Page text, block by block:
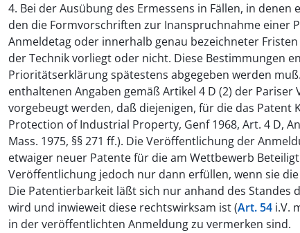
4. Bei der Ausübung des Ermessens in Fällen, in
den die Formvorschriften zur Inanspruchnahme einer
Anmeldetag oder innerhalb genau bezeichneter Fristen
der Technik vorliegt oder nicht. Diese Bestimmungen
Prioritätserklärung spätestens abgegeben werden
enthaltenen Angaben gemäß Artikel 4 D (2) der
vorgebeugt werden, daß diejenigen, für die das
Protection of Industrial Property, Genf 1968, Art. 4 D,
Mass. 1975, §§ 271 ff.). Die Veröffentlichung der
etwaiger neuer Patente für die am Wettbewerb
Veröffentlichung jedoch nur dann erfüllen, wenn sie
Die Patentierbarkeit läßt sich nur anhand des
wird und inwieweit diese rechtswirksam ist (Art. 54 i.V.
in der veröffentlichten Anmeldung zu vermerken sind.